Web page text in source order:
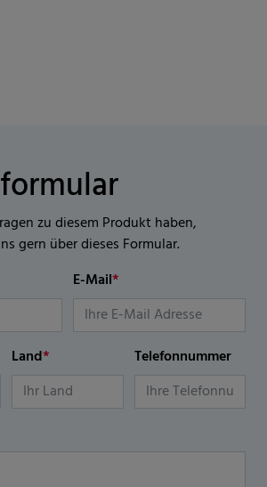
zu diesem Produkt haben,
gern über dieses Formular.
E-Mail*
Land* Telefonnummer